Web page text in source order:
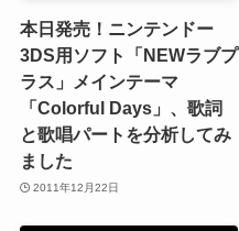
本日発売！ニンテンドー
3DS用ソフト「NEWラブプ
ラス」メインテーマ
「Colorful Days」、歌詞
と歌唱パートを分析してみ
ました
2011年12月22日